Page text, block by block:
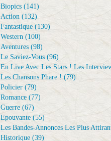
Biopics (141)
Action (132)
Fantastique (130)
Western (100)
Aventures (98)
Le Saviez-Vous (96)
En Live Avec Les Stars ! Les
Les Chansons Phare ! (79)
Policier (79)
Romance (77)
Guerre (67)
Epouvante (55)
Les Bandes-Annonces Les Plus
Historique (39)